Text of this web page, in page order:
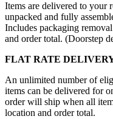
Items are delivered to your
unpacked and fully
Includes packaging
and order total. (Doorstep
FLAT RATE
An unlimited number of
items can be delivered for
order will ship when all
location and order total.